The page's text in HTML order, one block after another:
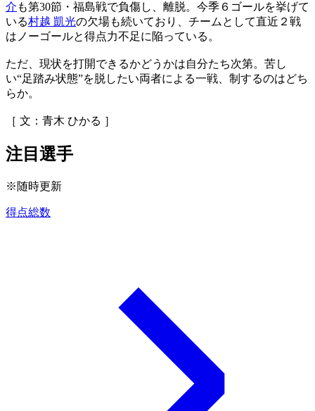
介 も第30節・福島戦で負傷し、離脱。今季６ゴールを挙げて
いる村越 凱光の欠場も続いており、チームとして直近２戦
はノーゴールと得点力不足に陥っている。
ただ、現状を打開できるかどうかは自分たち次第。苦し
い“足踏み状態”を脱したい両者による一戦、制するのはどち
らか。
［ 文：青木 ひかる ］
注目選手
※随時更新
得点総数